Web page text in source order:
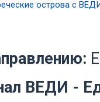
острова с
ВЕДИ -